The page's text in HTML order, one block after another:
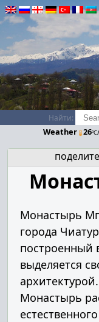
Найти:
Weather 26ºC
Монастырь
города
построенный
выделяется
архитектурой.
Монастырь